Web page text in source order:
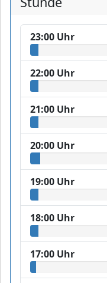
23:00 Uhr
22:00 Uhr
21:00 Uhr
20:00 Uhr
19:00 Uhr
18:00 Uhr
17:00 Uhr